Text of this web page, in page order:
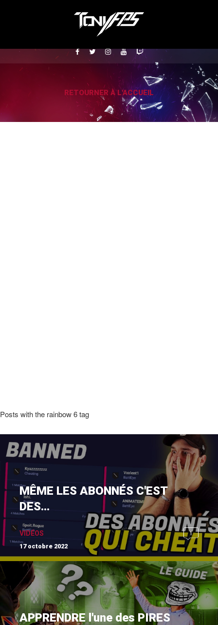
RETOURNER À L'ACCUEIL
Posts with the rainbow 6 tag
MÊME LES ABONNÉS C'EST
DES...
VIDÉOS 1
17 octobre 2022
APPRENDRE l'une des PIRES